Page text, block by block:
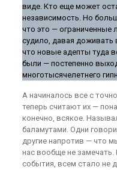
виде. Кто еще может
независимость. Но
что это — ограниченные
судило, давая доживать
что новые адепты туда
были — постепенно
многотысячелетнего
А начиналось все с
теперь считают их —
конечно, всякое.
баламутами. Одни
другие напротив — что
нас вообще не
события, всем стало не